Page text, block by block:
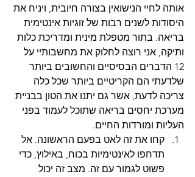
אותה לחיי הנישואין בצורה חיובית, ויניח את
היסודות לשנים רבות של זוגיות אינטימית
בריאה. בתור מטפלת מינית ומדריכת כלות
ותיקה, אני רוצה לחלוק את מחשבותיי על
12 הדברים הבסיסיים והחשובים ביותר
שלדעתי הם הקריטיים ביותר שכל כלה
צריכה לדעת, אשר גם יתנו את הטון בבניית
מערכת יחסים בריאה שתוכל לעמוד בפני
העליות ומורדות החיים.
קחו את זה לאט בפעם הראשונה. אל
תדחפו לאינטימיות בכוח, באילוץ, כדי
פשוט לגמור עם זה. מצב זה יכול